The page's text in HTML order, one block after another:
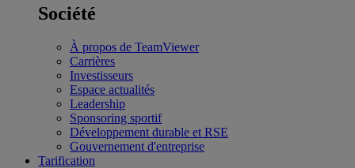
Société
À propos de TeamViewer
Carrières
Investisseurs
Espace actualités
Leadership
Sponsoring sportif
Développement durable et RSE
Gouvernement d'entreprise
Tarification